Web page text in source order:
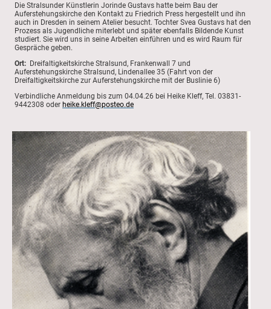
Die Stralsunder Künstlerin Jorinde Gustavs hatte beim Bau der
Auferstehungskirche den Kontakt zu Friedrich Press hergestellt und ihn
auch in Dresden in seinem Atelier besucht. Tochter Svea Gustavs hat den
Prozess als Jugendliche miterlebt und später ebenfalls Bildende Kunst
studiert. Sie wird uns in seine Arbeiten einführen und es wird Raum für
Gespräche geben.
Ort: Dreifaltigkeitskirche Stralsund, Frankenwall 7 und
Auferstehungskirche Stralsund, Lindenallee 35 (Fahrt von der
Dreifaltigkeitskirche zur Auferstehungskirche mit der Buslinie 6)
Verbindliche Anmeldung bis zum 04.04.26 bei Heike Kleff, Tel. 03831-
9442308 oder heike.kleff@posteo.de